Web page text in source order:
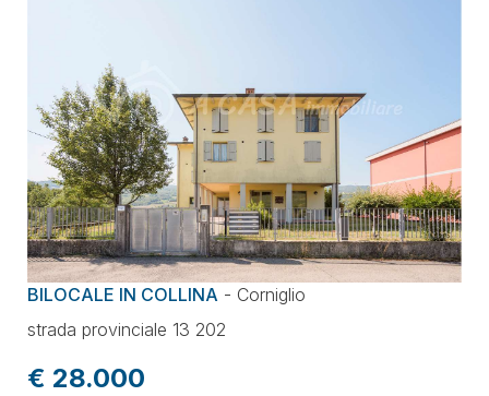
BILOCALE IN COLLINA - Corniglio
strada provinciale 13 202
€ 28.000